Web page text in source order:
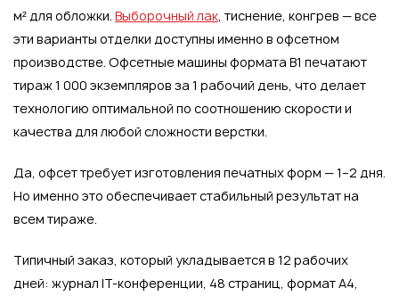
м² для обложки. Выборочный лак , тиснение, конгрев — все
эти варианты отделки доступны именно в офсетном
производстве. Офсетные машины формата B1 печатают
тираж 1 000 экземпляров за 1 рабочий день, что делает
технологию оптимальной по соотношению скорости и
качества для любой сложности верстки.
Да, офсет требует изготовления печатных форм — 1–2 дня.
Но именно это обеспечивает стабильный результат на
всем тираже.
Типичный заказ, который укладывается в 12 рабочих
дней: журнал IT-конференции, 48 страниц, формат А4,